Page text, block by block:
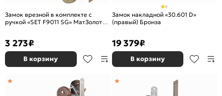
Замок врезной в комплекте с
ручкой «SET F9011 SG» МатЗолото
3 273₽
В корзину
Замок накладной «30.601 D»
(правый) Бронза
19 379₽
В корзину